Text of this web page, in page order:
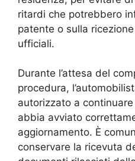
ritardi che potrebbero
patente o sulla
ufficiali.
Durante l’attesa del
procedura,
autorizzato a
abbia avviato
aggiornamento. È
conservare la ricevuta